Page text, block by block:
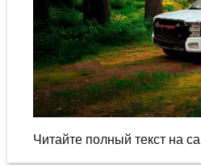
Читайте полный текст на